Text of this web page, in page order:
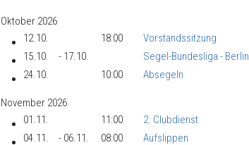
Oktober 2026
12.10.
18:00
Vorstandssitzung
15.10.
- 17.10. Segel-Bundesliga - Berlin
24.10.
10:00 Absegeln
November 2026
01.11.
11:00
2. Clubdienst
04.11.
- 06.11. 08:00
Aufslippen